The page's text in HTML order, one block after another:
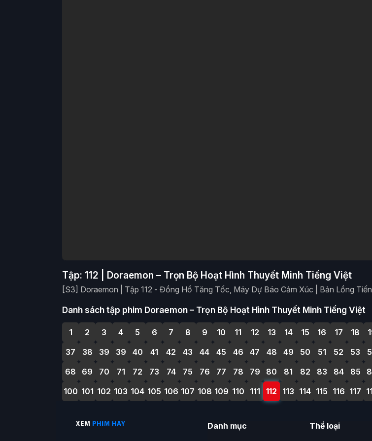
Tập: 112 | Doraemon – Trọn Bộ Hoạt Hình Thuyết Minh Tiếng Việt
[S3] Doraemon | Tập 112 - Đồng Hồ Tăng Tốc, Máy Dự Báo Cảm Xúc | Bản Lồng
Danh sách tập phim Doraemon – Trọn Bộ Hoạt Hình Thuyết Minh Tiếng Việt
1 2 3 4 5 6 7 8 9 10 11 12 13 14 15 16 17 18
37
38 39 39 40 41 42 43 44 45 46 47 48 49 50 51 52 53
68
69 70 71 72 73 74 75 76 77 78 79 80 81 82 83 84 85
100 101 102 103 104 105 106 107 108 109 110 111 112 113 114 115 116 117
Danh mục Thể loại